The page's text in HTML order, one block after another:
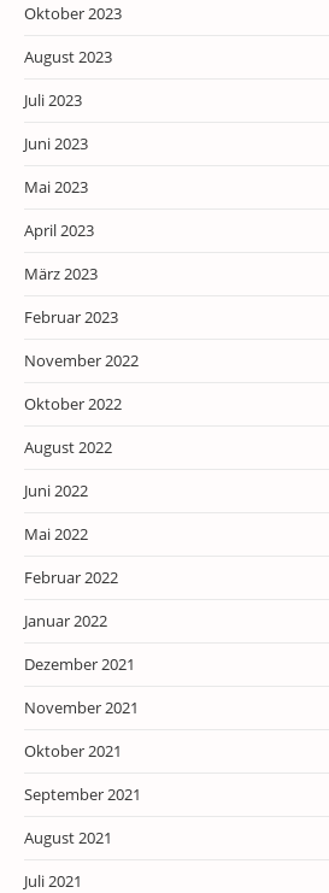
Oktober 2023
August 2023
Juli 2023
Juni 2023
Mai 2023
April 2023
März 2023
Februar 2023
November 2022
Oktober 2022
August 2022
Juni 2022
Mai 2022
Februar 2022
Januar 2022
Dezember 2021
November 2021
Oktober 2021
September 2021
August 2021
Juli 2021